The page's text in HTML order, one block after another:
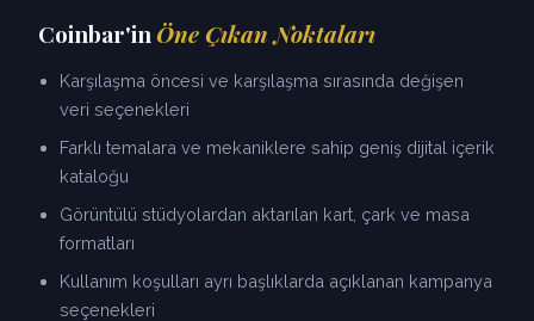
Coinbar'inÖne Çıkan Noktaları
Karşılaşma öncesi ve karşılaşma sırasında değişen
veri seçenekleri
Farklı temalara ve mekaniklere sahip geniş dijital içerik
kataloğu
Görüntülü stüdyolardan aktarılan kart, çark ve masa
formatları
Kullanım koşulları ayrı başlıklarda açıklanan kampanya
seçenekleri